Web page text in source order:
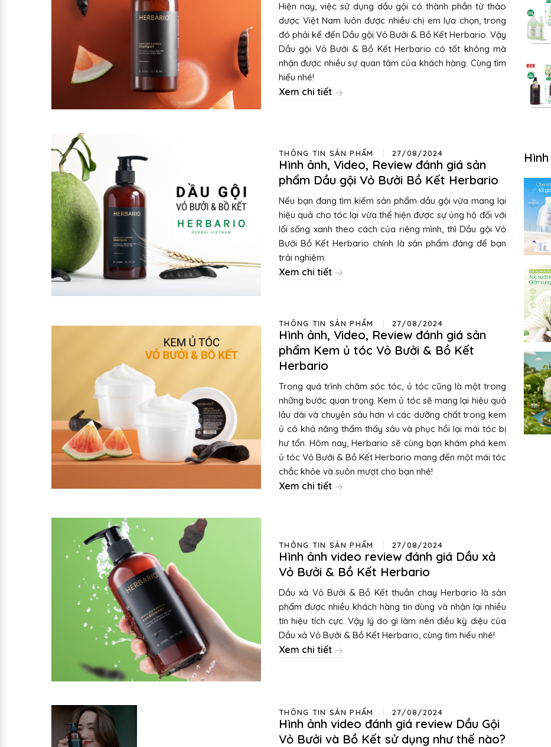
Hiện nay, việc sử dụng dầu gội có thành phần từ thảo
dược Việt Nam luôn được nhiều chị em lựa chọn, trong
đó phải kể đến Dầu gội Vỏ Bưởi & Bồ Kết Herbario. Vậy
Dầu gội Vỏ Bưởi & Bồ Kết Herbario có tốt không mà
nhận được nhiều sự quan tâm của khách hàng. Cùng tìm
hiểu nhé!
Xem chi tiết
THÔNG TIN SẢN PHẨM 27/08/2024
Hình ảnh, Video, Review đánh giá sản
phẩm Dầu gội Vỏ Bưởi Bồ Kết Herbario
Nếu bạn đang tìm kiếm sản phẩm dầu gội vừa mang lại
hiệu quả cho tóc lại vừa thể hiện được sự ủng hộ đối với
lối sống xanh theo cách của riêng mình, thì Dầu gội Vỏ
Bưởi Bồ Kết Herbario chính là sản phẩm đáng để bạn
trải nghiệm.
Xem chi tiết
THÔNG TIN SẢN PHẨM 27/08/2024
Hình ảnh, Video, Review đánh giá sản
phẩm Kem ủ tóc Vỏ Bưởi & Bồ Kết
Herbario
Trong quá trình chăm sóc tóc, ủ tóc cũng là một trong
những bước quan trọng. Kem ủ tóc sẽ mang lại hiệu quả
lâu dài và chuyên sâu hơn vì các dưỡng chất trong kem
ủ có khả năng thẩm thấy sâu và phục hồi lại mái tóc bị
hư tổn. Hôm nay, Herbario sẽ cùng bạn khám phá kem
ủ tóc Vỏ Bưởi & Bồ Kết Herbario mang đến một mái tóc
chắc khỏe và suôn mượt cho bạn nhé!
Xem chi tiết
THÔNG TIN SẢN PHẨM 27/08/2024
Hình ảnh video review đánh giá Dầu xả
Vỏ Bưởi & Bồ Kết Herbario
Dầu xả Vỏ Bưởi & Bồ Kết thuần chay Herbario là sản
phẩm được nhiều khách hàng tin dùng và nhận lại nhiều
tín hiệu tích cực. Vậy lý do gì làm nên điều kỳ diệu của
Dầu xả Vỏ Bưởi & Bồ Kết Herbario, cùng tìm hiểu nhé!
Xem chi tiết
THÔNG TIN SẢN PHẨM 27/08/2024
Hình ảnh video đánh giá review Dầu Gội
Vỏ Bưởi và Bồ Kết sử dụng như thế nào?